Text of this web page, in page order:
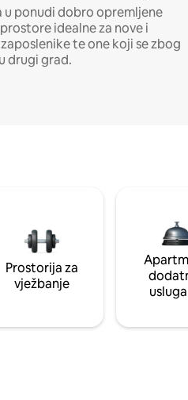
u ponudi dobro opremljene
idealne za nove i
te one koji se zbog
drugi grad.
Prostorija za
vježbanje